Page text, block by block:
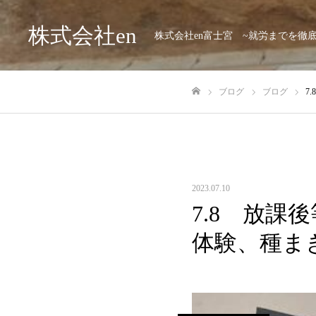
株式会社en 株式会社en富士宮 ~就労までを徹
ブログ ブログ
2023.07.10
7.8 放課後
体験、種ま